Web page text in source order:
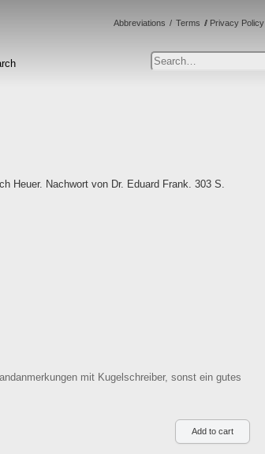
Abbreviations Terms Privacy Policy
Heuer. Nachwort von Dr. Eduard Frank. 303 S.
mit Kugelschreiber, sonst ein gutes